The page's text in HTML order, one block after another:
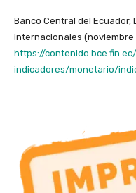
Banco Central del
internacionales
https://
indicadores/monetario/